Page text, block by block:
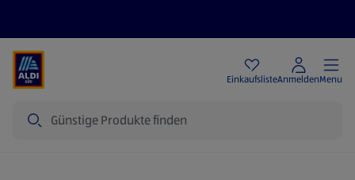
EinkaufslisteAnmeldenMenu